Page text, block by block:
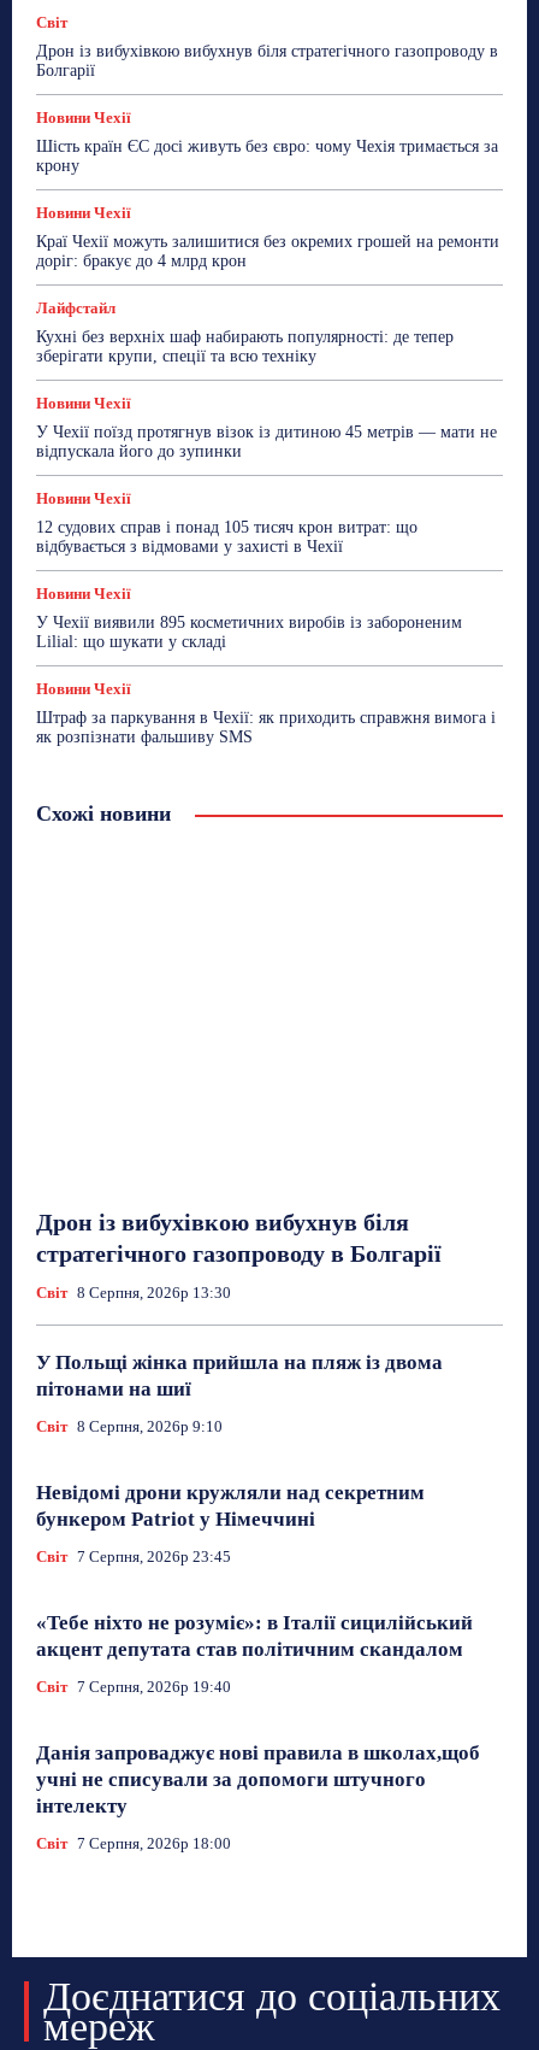
Робота
Сад та город
ТехноМанія
Топ-новини Фоторепортаж
Світ
Дрон із вибухівкою вибухнув біля стратегічного газопроводу в
Болгарії
Новини Чехії
Шість країн ЄС досі живуть без євро: чому Чехія тримається за
крону
Новини Чехії
Краї Чехії можуть залишитися без окремих грошей на ремонти
доріг: бракує до 4 млрд крон
Лайфстайл
Кухні без верхніх шаф набирають популярності: де тепер
зберігати крупи, спеції та всю техніку
Новини Чехії
У Чехії поїзд протягнув візок із дитиною 45 метрів — мати не
відпускала його до зупинки
Новини Чехії
12 судових справ і понад 105 тисяч крон витрат: що
відбувається з відмовами у захисті в Чехії
Новини Чехії
У Чехії виявили 895 косметичних виробів із забороненим
Lilial: що шукати у складі
Новини Чехії
Штраф за паркування в Чехії: як приходить справжня вимога і
як розпізнати фальшиву SMS
Схожі новини
Дрон із вибухівкою вибухнув біля
стратегічного газопроводу в Болгарії
Світ 8 Серпня, 2026р 13:30
У Польщі жінка прийшла на пляж із двома
пітонами на шиї
Світ 8 Серпня, 2026р 9:10
Невідомі дрони кружляли над секретним
бункером Patriot у Німеччині
Світ 7 Серпня, 2026р 23:45
«Тебе ніхто не розуміє»: в Італії сицилійський
акцент депутата став політичним скандалом
Світ 7 Серпня, 2026р 19:40
Данія запроваджує нові правила в школах,щоб
учні не списували за допомоги штучного
інтелекту
Світ 7 Серпня, 2026р 18:00
Доєднатися до соціальних
мереж